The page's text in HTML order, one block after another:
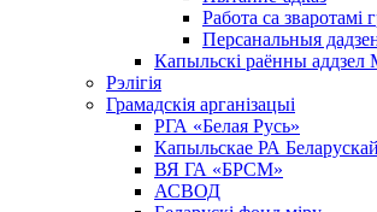
Работа са
Персанальныя
Капыльскі раённы аддзел
Рэлігія
Грамадскія арганізацыі
РГА «Белая Русь»
Капыльскае РА
ВЯ ГА «БРСМ»
АСВОД